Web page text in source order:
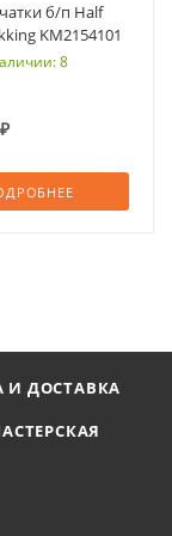
б/п Half
KM2154101
8
И ДОСТАВКА